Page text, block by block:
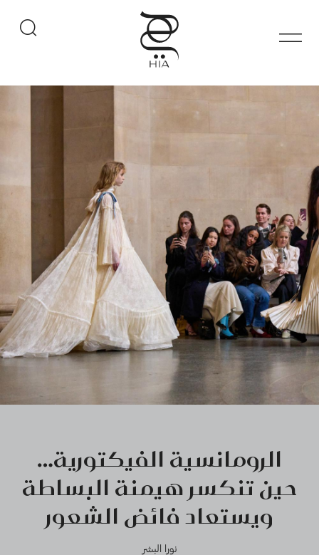
الرومانسية الفيكتورية…
حين تنكسر هيمنة البساطة
ويستعاد فائض الشعور
نورا البشر